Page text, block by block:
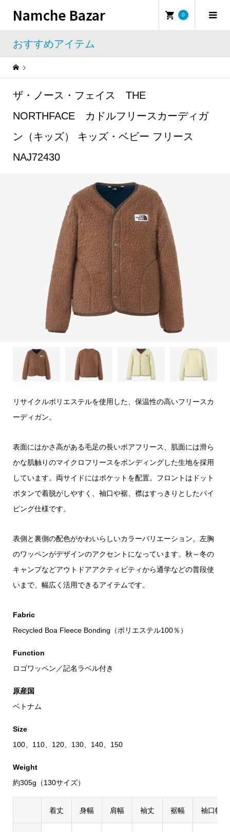
Namche Bazar 0
おすすめアイテム
ザ・ノース・フェイス THE
NORTHFACE カドルフリースカーディガ
ン（キッズ） キッズ・ベビー フリース
NAJ72430
リサイクルポリエステルを使用した、保温性の高いフリースカ
ーディガン。
表面にはかさ高がある毛足の長いボアフリース、肌面には滑ら
かな肌触りのマイクロフリースをボンディングした生地を採用
しています。両サイドにはポケットを配置。フロントはドット
ボタンで着脱がしやすく、袖口や裾、襟はすっきりとしたパイ
ピング仕様です。
表側と裏側の配色がかわいらしいカラーバリエーション。左胸
のワッペンがデザインのアクセントになっています。秋～冬の
キャンプなどアウトドアアクティビティから通学などの普段使
いまで、幅広く活用できるアイテムです。
Fabric
Recycled Boa Fleece Bonding（ポリエステル100％）
Function
ロゴワッペン／記名ラベル付き
原産国
ベトナム
Size
100、110、120、130、140、150
Weight
約305g（130サイズ）
着丈 身幅 肩幅 袖丈 裾幅 袖口幅